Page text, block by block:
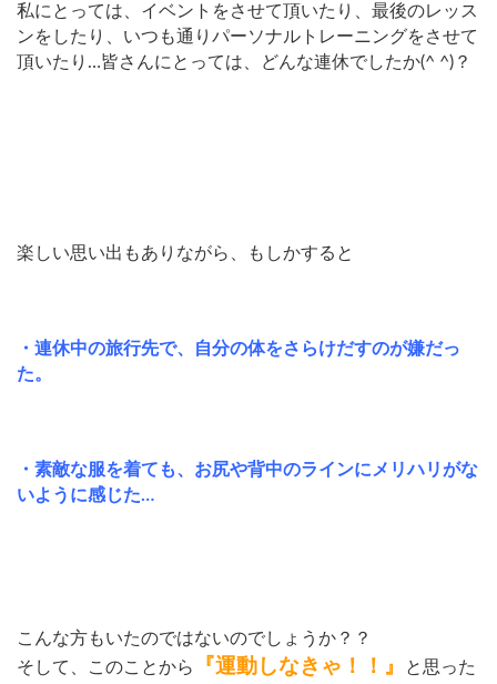
私にとっては、イベントをさせて頂いたり、最後のレッス
ンをしたり、いつも通りパーソナルトレーニングをさせて
頂いたり…皆さんにとっては、どんな連休でしたか(^ ^)？
楽しい思い出もありながら、もしかすると
・連休中の旅行先で、自分の体をさらけだすのが嫌だっ
た。
・素敵な服を着ても、お尻や背中のラインにメリハリがな
いように感じた…
こんな方もいたのではないのでしょうか？？
そして、このことから
『運動しなきゃ！！』
と思った